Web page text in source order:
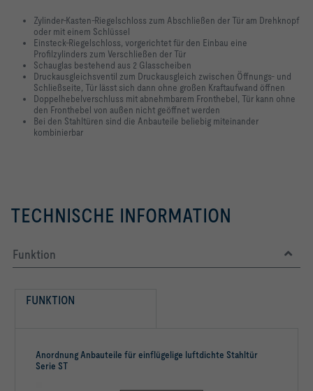
Zylinder-Kasten-Riegelschloss zum Abschließen der Tür am Drehknopf
oder mit einem Schlüssel
Einsteck-Riegelschloss, vorgerichtet für den Einbau eine
Profilzylinders zum Verschließen der Tür
Schauglas bestehend aus 2 Glasscheiben
Druckausgleichsventil zum Druckausgleich zwischen Öffnungs- und
Schließseite, Tür lässt sich dann ohne großen Kraftaufwand öffnen
Doppelhebelverschluss mit abnehmbarem Fronthebel, Tür kann ohne
den Fronthebel von außen nicht geöffnet werden
Bei den Stahltüren sind die Anbauteile beliebig miteinander
kombinierbar
TECHNISCHE INFORMATION
Funktion
FUNKTION
Anordnung Anbauteile für einflügelige luftdichte Stahltür
Serie ST